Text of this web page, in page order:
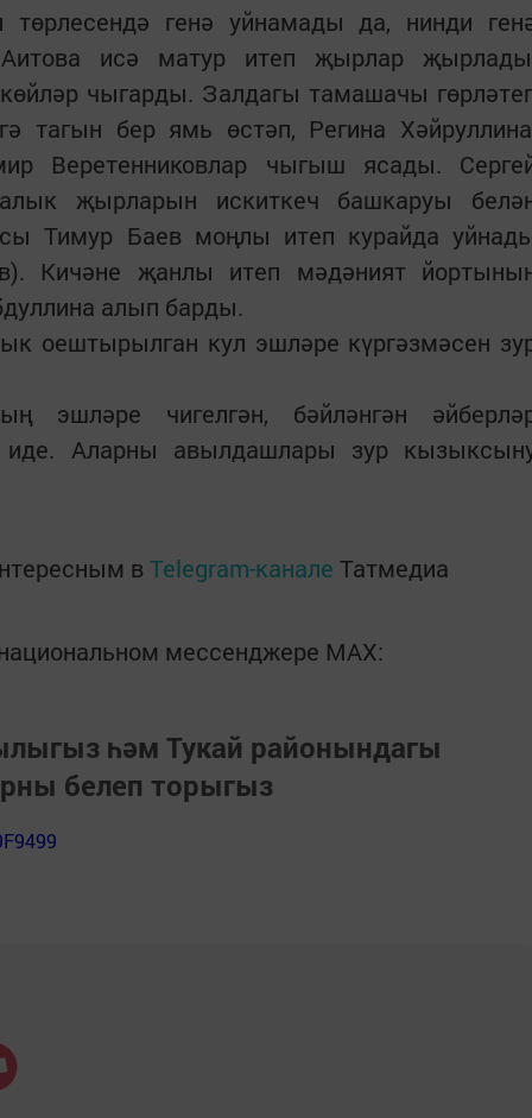
генә уйнамады да, нинди
исә матур итеп җырлар
чыгарды. Залдагы тамашачы
тагын бер ямь өстәп, Регина
Веретенниковлар чыгыш ясады.
җырларын искиткеч башкаруы
Тимур Баев моңлы итеп курайда
Кичәне җанлы итеп мәдәният
алып барды.
оештырылган кул эшләре күргәзмәсен
эшләре чигелгән, бәйләнгән
иде. Аларны авылдашлары зур
в Telegram-канале Татмедиа
мессенджере MАХ:
һәм Тукай районындагы
белеп торыгыз